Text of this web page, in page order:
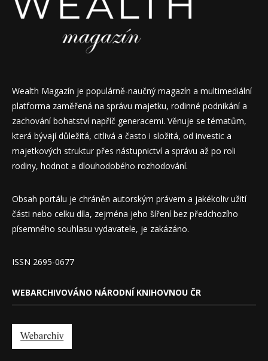
Wealth Magazín je populárně-naučný magazín a multimediální
platforma zaměřená na správu majetku, rodinné podnikání a
zachování bohatství napříč generacemi. Věnuje se tématům,
která bývají důležitá, citlivá a často i složitá, od investic a
majetkových struktur přes nástupnictví a správu až po roli
rodiny, hodnot a dlouhodobého rozhodování.
Obsah portálu je chráněn autorským právem a jakékoliv užití
části nebo celku díla, zejména jeho šíření bez předchozího
písemného souhlasu vydavatele, je zakázáno.
ISSN 2695-0677
WEBARCHIVOVÁNO NÁRODNÍ KNIHOVNOU ČR